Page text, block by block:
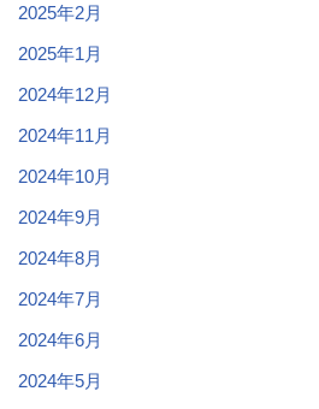
2025年2月
2025年1月
2024年12月
2024年11月
2024年10月
2024年9月
2024年8月
2024年7月
2024年6月
2024年5月